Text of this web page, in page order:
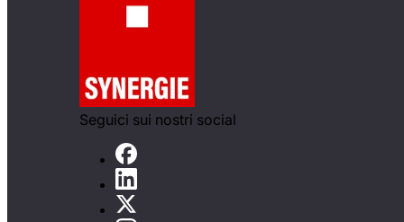
Seguici sui nostri social